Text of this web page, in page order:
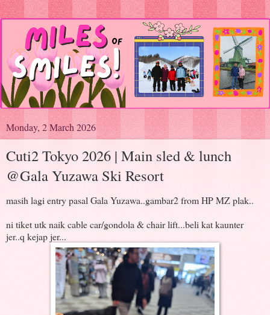
Monday, 2 March 2026
Cuti2 Tokyo 2026 | Main sled & lunch
@Gala Yuzawa Ski Resort
masih lagi entry pasal Gala Yuzawa..gambar2 from HP MZ plak..
ni tiket utk naik cable car/gondola & chair lift...beli kat kaunter
jer..q kejap jer...